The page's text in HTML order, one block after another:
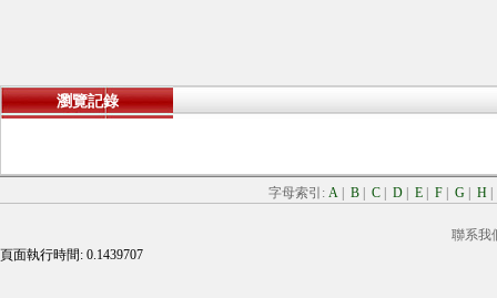
瀏覽記錄
字母索引: A B C D E F G H
聯系我
頁面執行時間: 0.1439707